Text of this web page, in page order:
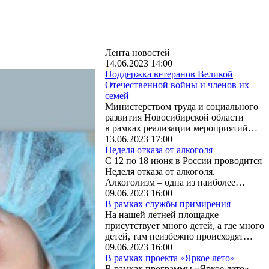
Лента новостей
14.06.2023 14:00
Поддержка ветеранов Великой
Отечественной войны и членов их
семей
Министерством труда и социального
развития Новосибирской области
в рамках реализации мероприятий…
13.06.2023 17:00
Неделя отказа от алкоголя
С 12 по 18 июня в России проводится
Неделя отказа от алкоголя.
Алкоголизм – одна из наиболее…
09.06.2023 16:00
В рамках службы примирения
На нашей летней площадке
присутствует много детей, а где много
детей, там неизбежно происходят…
09.06.2023 16:00
В рамках проекта «Яркое лето»